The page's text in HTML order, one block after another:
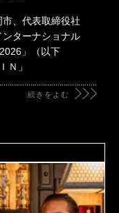
、代表取締役社
ターナショナル
」（以下
Ｎ」
続きをよむ